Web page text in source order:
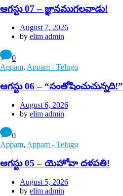
ఆగస్టు 07 – జ్ఞానముగలవాడు!
August 7, 2026
by elim admin
0
Appam, Appam - Telugu
ఆగస్టు 06 – “సంతోషించుచున్నది!”
August 6, 2026
by elim admin
0
Appam, Appam - Telugu
ఆగస్టు 05 – యెహోవా దళపతి!
August 5, 2026
by elim admin